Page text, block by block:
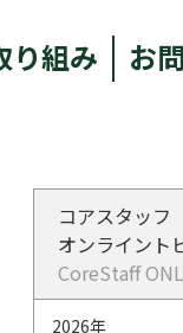
り組み お
コアスタッフ
オンライント
CoreStaff
2026年